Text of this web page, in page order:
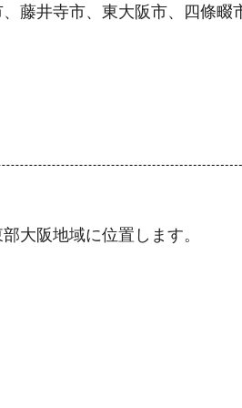
藤井寺市、東大阪市、四條畷
大阪地域に位置します。